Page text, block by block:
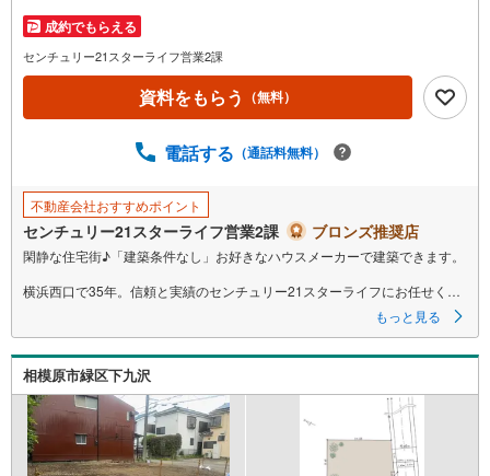
成約でもらえる
センチュリー21スターライフ営業2課
資料をもらう （無料）
電話する （通話料無料）
不動産会社おすすめポイント
センチュリー21スターライフ営業2課 ブロンズ推奨店
閑静な住宅街♪「建築条件なし」お好きなハウスメーカーで建築できます。
横浜西口で35年。信頼と実績のセンチュリー21スターライフにお任せくだ
インターネット未公開やセンチュリー21ならではの物件も豊富にご用意し
ております。
横浜駅西口より徒歩5分。お車でのご来店も可能です。
「センチュリオン獲得店舗」
全国約970店舗あるセンチュリー21のお店。その中でも、アメリカ本部が
設ける一定基準を満たした、上位4％しか受賞できない賞。それが「センチ
ュリオン」です。 弊社はそのセンチュリオンを2003年から欠かすことなく
受賞し続けております。
もっと見る
相模原市緑区下九沢